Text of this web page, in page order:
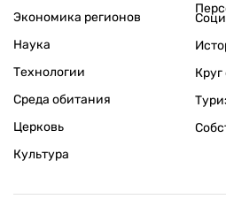
Экономика регионов
Наука
Технологии
Среда обитания
Церковь
Культура